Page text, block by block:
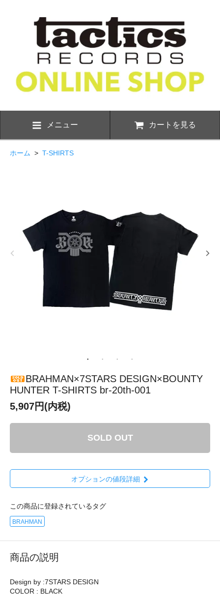
メニュー カートを見る
ホーム > T-SHIRTS
BRAHMAN×7STARS DESIGN×BOUNTY
HUNTER T-SHIRTS br-20th-001
5,907円(内税)
SOLD OUT
オプションの値段詳細
この商品に登録されているタグ
BRAHMAN
商品の説明
Design by :7STARS DESIGN
COLOR : BLACK